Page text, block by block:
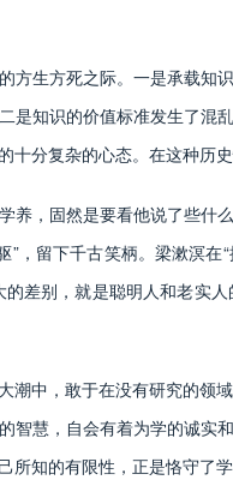
生方死之际。一是承载知识
是知识的价值标准发生了混
十分复杂的心态。在这种历
，固然是要看他说了些什么
”，留下千古笑柄。梁漱溟
差别，就是聪明人和老实
中，敢于在没有研究的领
智慧，自会有着为学的诚实
所知的有限性，正是恪守了